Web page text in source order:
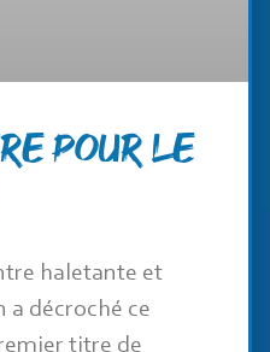
pour le
haletante et
a décroché ce
titre de